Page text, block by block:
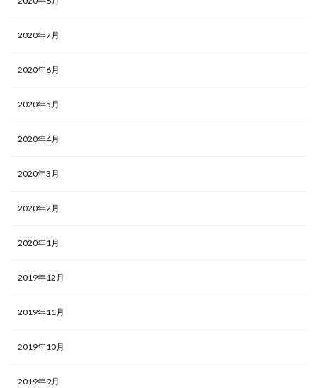
2020年7月
2020年6月
2020年5月
2020年4月
2020年3月
2020年2月
2020年1月
2019年12月
2019年11月
2019年10月
2019年9月